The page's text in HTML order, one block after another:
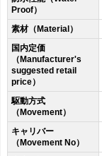
Proof）
素材（Material）
国内定価
（Manufacturer's
suggested retail
price）
駆動方式
（Movement）
キャリバー
（Movement No）